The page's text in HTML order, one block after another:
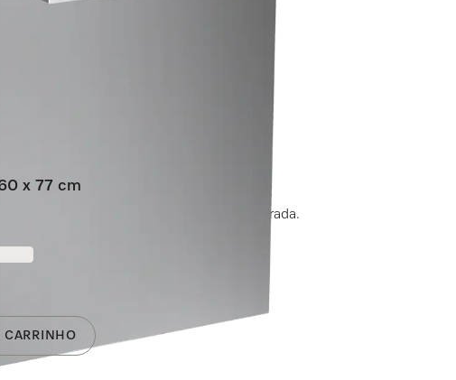
x 77 cm
máquina de lavar louça totalmente integrada.